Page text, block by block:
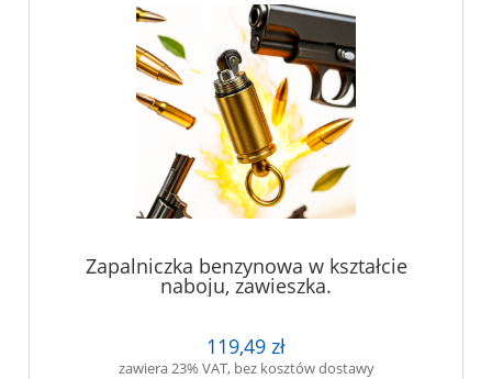
Zapalniczka benzynowa w kształcie
naboju, zawieszka.
119,49 zł
zawiera 23% VAT, bez kosztów dostawy